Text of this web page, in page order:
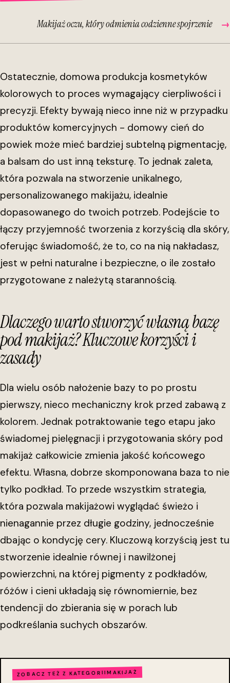
Makijaż oczu, który odmienia codzienne spojrzenie →
Ostatecznie, domowa produkcja kosmetyków
kolorowych to proces wymagający cierpliwości i
precyzji. Efekty bywają nieco inne niż w przypadku
produktów komercyjnych - domowy cień do
powiek może mieć bardziej subtelną pigmentację,
a balsam do ust inną teksturę. To jednak zaleta,
która pozwala na stworzenie unikalnego,
personalizowanego makijażu, idealnie
dopasowanego do twoich potrzeb. Podejście to
łączy przyjemność tworzenia z korzyścią dla skóry,
oferując świadomość, że to, co na nią nakładasz,
jest w pełni naturalne i bezpieczne, o ile zostało
przygotowane z należytą starannością.
Dlaczego warto stworzyć własną bazę
pod makijaż? Kluczowe korzyści i
zasady
Dla wielu osób nałożenie bazy to po prostu
pierwszy, nieco mechaniczny krok przed zabawą z
kolorem. Jednak potraktowanie tego etapu jako
świadomej pielęgnacji i przygotowania skóry pod
makijaż całkowicie zmienia jakość końcowego
efektu. Własna, dobrze skomponowana baza to nie
tylko podkład. To przede wszystkim strategia,
która pozwala makijażowi wyglądać świeżo i
nienagannie przez długie godziny, jednocześnie
dbając o kondycję cery. Kluczową korzyścią jest tu
stworzenie idealnie równej i nawilżonej
powierzchni, na której pigmenty z podkładów,
różów i cieni układają się równomiernie, bez
tendencji do zbierania się w porach lub
podkreślania suchych obszarów.
ZOBACZ TEŻ Z KATEGORIIMAKIJAŻ